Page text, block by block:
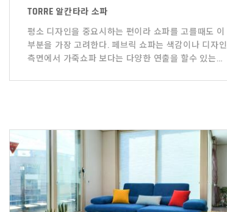
TORRE 알칸타라 소파
평소 디자인을 중요시하는 편이라 쇼파를 고를때도 이
부분을 가장 고려한다. 페브릭 쇼파는 색감이나 디자인
측면에서 가죽쇼파 보다는 다양한 연출을 할수 있는